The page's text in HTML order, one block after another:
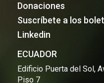
Donaciones
Suscríbete a los
Linkedin
ECUADOR
Edificio Puerta del Sol,
Piso 7